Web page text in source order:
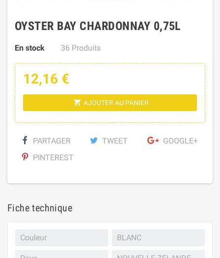
OYSTER BAY CHARDONNAY 0,75L
En stock 36 Produits
12,16 €
shopping_cart AJOUTER AU PANIER
PARTAGER TWEET
GOOGLE+
PINTEREST
Fiche technique
Couleur BLANC